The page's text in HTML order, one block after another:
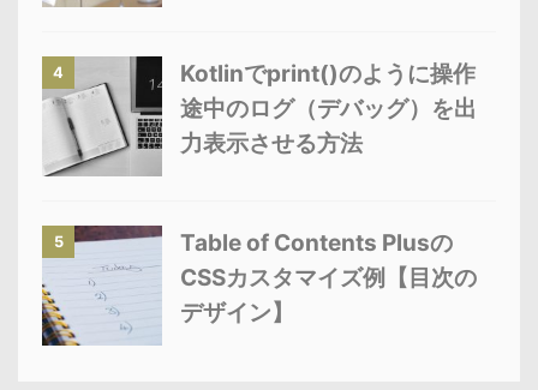
4
Kotlinでprint()のように操作
途中のログ（デバッグ）を出
力表示させる方法
5
Table of Contents Plusの
CSSカスタマイズ例【目次の
デザイン】